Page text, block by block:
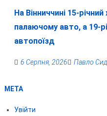
На Вінниччині 15-
палаючому авто, а 19-
автопоїзд
6 Серпня, 2026 Павло
МЕТА
Увійти